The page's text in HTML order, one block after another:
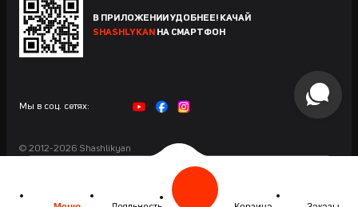
В ПРИЛОЖЕНИИ УДОБНЕЕ! КАЧАЙ
SHASHLYKAN НА СМАРТФОН
© 2012-2026 Shashlikyan
Мы в соц. сетях: